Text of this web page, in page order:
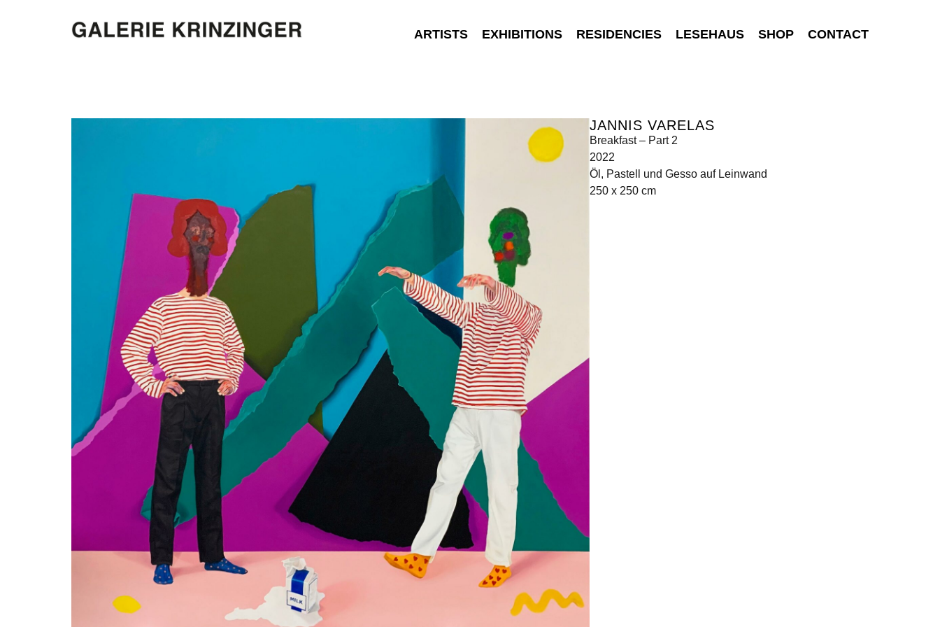
ARTISTS EXHIBITIONS RESIDENCIES LESEHAUS SHOP CONTACT
JANNIS VARELAS
Breakfast – Part 2
2022
Öl, Pastell und Gesso auf Leinwand
250 x 250 cm